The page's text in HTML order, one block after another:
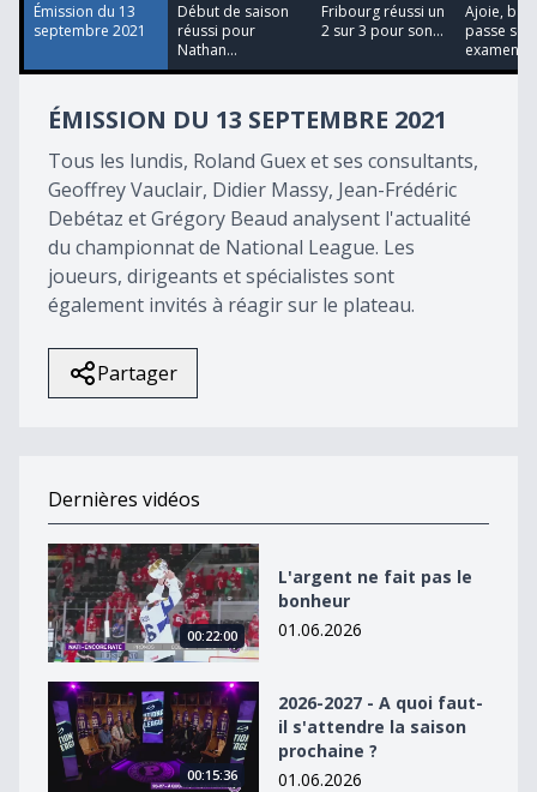
45
seconds
Émission du 13
septembre 2021
Début de saison
réussi pour
Nathan...
Fribourg réussi un
2 sur 3 pour son...
Ajoie,
passe son
examen...
ÉMISSION DU 13 SEPTEMBRE 2021
Tous les lundis, Roland Guex et ses consultants,
Geoffrey Vauclair, Didier Massy, Jean-Frédéric
Debétaz et Grégory Beaud analysent l'actualité
du championnat de National League. Les
joueurs, dirigeants et spécialistes sont
également invités à réagir sur le plateau.
Partager
Dernières vidéos
L&#039;argent ne fait pas le bonheur
00:22:00
L'argent ne fait pas le
bonheur
01.06.2026
2026-2027 - A quoi faut-il s&#039;attendre la saison
00:15:36
2026-2027 - A quoi faut-
il s'attendre la saison
prochaine ?
01.06.2026